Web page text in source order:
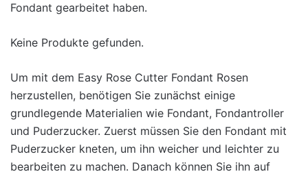
Fondant gearbeitet haben.
Keine Produkte gefunden.
Um mit dem Easy Rose Cutter Fondant Rosen
herzustellen, benötigen Sie zunächst einige
grundlegende Materialien wie Fondant, Fondantroller
und Puderzucker. Zuerst müssen Sie den Fondant mit
Puderzucker kneten, um ihn weicher und leichter zu
bearbeiten zu machen. Danach können Sie ihn auf